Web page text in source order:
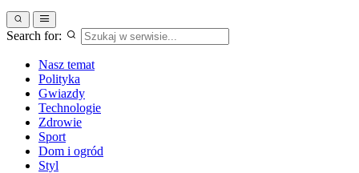
Search for:
Nasz temat
Polityka
Gwiazdy
Technologie
Zdrowie
Sport
Dom i ogród
Styl